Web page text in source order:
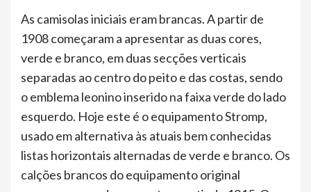
As camisolas iniciais eram brancas. A partir de
1908 começaram a apresentar as duas cores,
verde e branco, em duas secções verticais
separadas ao centro do peito e das costas, sendo
o emblema leonino inserido na faixa verde do lado
esquerdo. Hoje este é o equipamento Stromp,
usado em alternativa às atuais bem conhecidas
listas horizontais alternadas de verde e branco. Os
calções brancos do equipamento original